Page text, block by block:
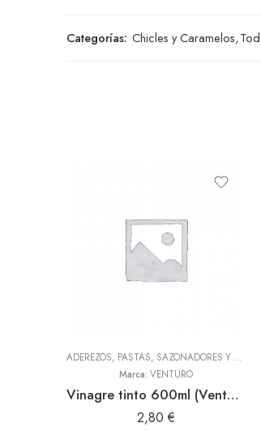
Categorías: Chicles y Caramelos,
ADEREZOS, PASTAS, SAZONADORES Y CONDIMENTOS
Marca: VENTURO
Vinagre tinto 600ml (Venturo)
2,80 €